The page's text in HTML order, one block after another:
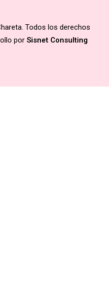
Todos los derechos
por Sisnet Consulting